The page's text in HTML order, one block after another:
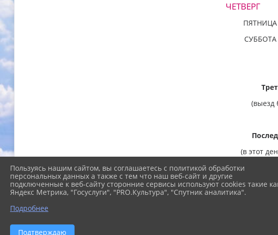
ЧЕТВЕРГ
(выезд
(в этот
Пользуясь нашим сайтом, вы соглашаетесь с политикой обработки
персональных данных а также с тем что наш веб-сайт и другие
подключенные к веб-сайту сторонние сервисы используют cookies такие
Яндекс Метрика, "Госуслуги", "PRO.Культура", "Спутник аналитика".
Подробнее
Подтверждаю